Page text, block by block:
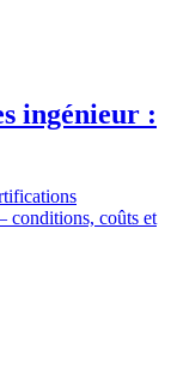
ingénieur :
conditions, coûts et